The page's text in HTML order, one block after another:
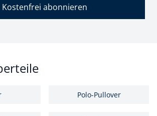
Kostenfrei abonnieren
Polo-Pullover